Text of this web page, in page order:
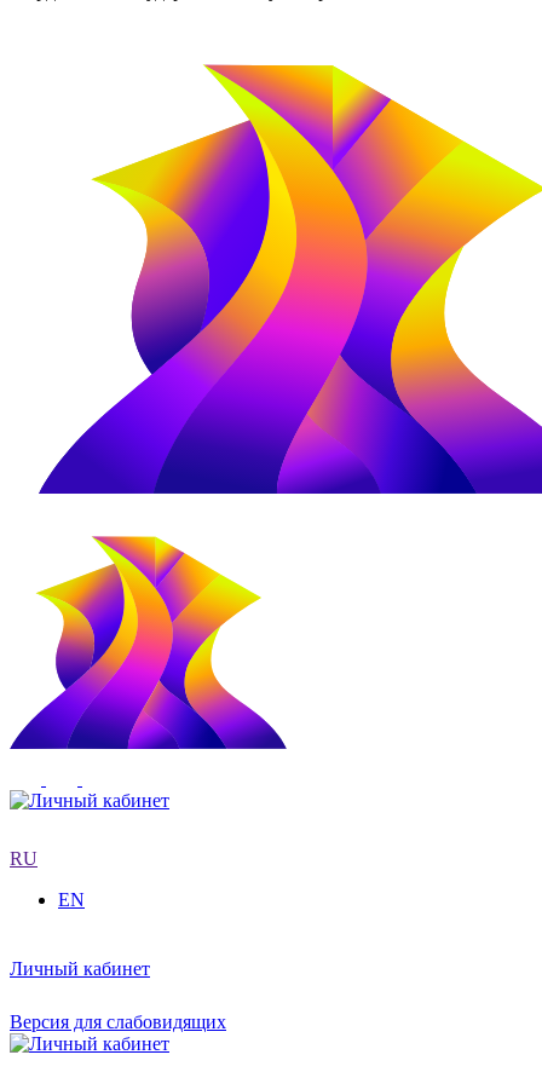
RU
EN
Личный кабинет
Версия для слабовидящих